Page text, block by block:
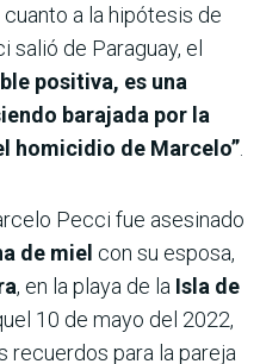
cuanto a la hipótesis de
salió de Paraguay, el
positiva, es una
barajada por la
homicidio de Marcelo”
Pecci fue asesinado
de miel con su esposa,
, en la playa de la Isla de
10 de mayo del 2022,
recuerdos para la pareja